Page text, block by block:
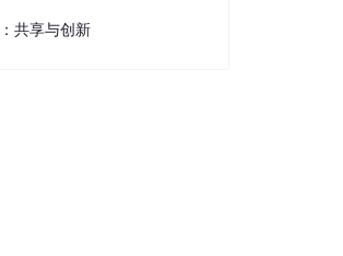
共享与创新